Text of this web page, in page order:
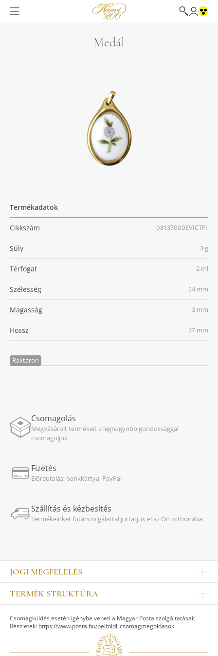
Medál
Termékadatok
Cikkszám 08137000EVICTF1
Súly 3 g
Térfogat 2 ml
Szélesség 24 mm
Magasság 3 mm
Hossz 37 mm
Raktáron
Csomagolás
Megvásárolt termékeit a legnagyobb gondossággal
csomagoljuk
Fizetés
Előreutalás, bankkártya, PayPal
Szállítás és kézbesítés
Termékeinket futárszolgálattal juttatjuk el az Ön otthonába.
JOGI MEGFELELÉS
Impresszum
Kapcsolat
Jogi nyilatkozat
TERMÉK STRUKTÚRA
ASZTALKULTÚRA
Csomagküldés esetén igénybe veheti a Magyar Posta szolgáltatásait.
Részletek: https://www.posta.hu/belfoldi_csomagmegoldasok